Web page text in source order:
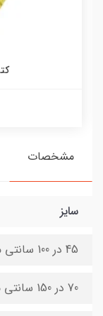
مشخصات
سایز
45 در 100 سانتی متر
70 در 150 سانتی متر